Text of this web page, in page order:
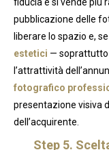
fiducia e si vende più
pubblicazione delle
liberare lo spazio e,
estetici — soprattutto
l’attrattività
fotografico
presentazione visiva
dell’acquirente.
Step 5.